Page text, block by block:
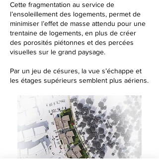
Cette fragmentation au service de
l’ensoleillement des logements, permet de
minimiser l’effet de masse attendu pour une
trentaine de logements, en plus de créer
des porosités piétonnes et des percées
visuelles sur le grand paysage.
Par un jeu de césures, la vue s’échappe et
les étages supérieurs semblent plus aériens.